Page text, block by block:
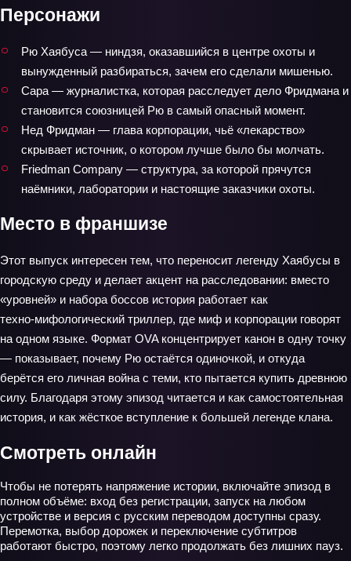
Персонажи
Рю Хаябуса — ниндзя, оказавшийся в центре охоты и
вынужденный разбираться, зачем его сделали мишенью.
Сара — журналистка, которая расследует дело Фридмана и
становится союзницей Рю в самый опасный момент.
Нед Фридман — глава корпорации, чьё «лекарство»
скрывает источник, о котором лучше было бы молчать.
Friedman Company — структура, за которой прячутся
наёмники, лаборатории и настоящие заказчики охоты.
Место в франшизе
Этот выпуск интересен тем, что переносит легенду Хаябусы в
городскую среду и делает акцент на расследовании: вместо
«уровней» и набора боссов история работает как
техно‑мифологический триллер, где миф и корпорации говорят
на одном языке. Формат OVA концентрирует канон в одну точку
— показывает, почему Рю остаётся одиночкой, и откуда
берётся его личная война с теми, кто пытается купить древнюю
силу. Благодаря этому эпизод читается и как самостоятельная
история, и как жёсткое вступление к большей легенде клана.
Смотреть онлайн
Чтобы не потерять напряжение истории, включайте эпизод в
полном объёме: вход без регистрации, запуск на любом
устройстве и версия с русским переводом доступны сразу.
Перемотка, выбор дорожек и переключение субтитров
работают быстро, поэтому легко продолжать без лишних пауз.